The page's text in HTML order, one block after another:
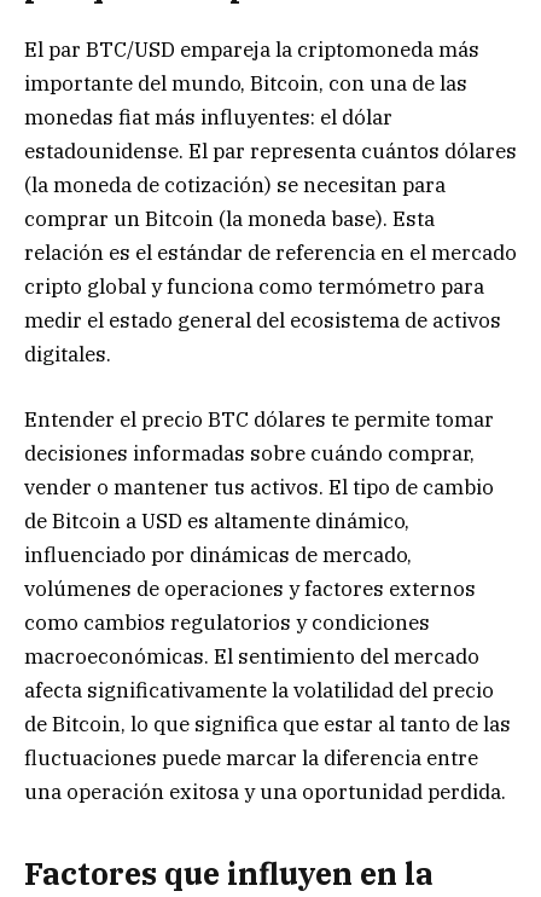
El par BTC/USD empareja la criptomoneda más
importante del mundo, Bitcoin, con una de las
monedas fiat más influyentes: el dólar
estadounidense. El par representa cuántos dólares
(la moneda de cotización) se necesitan para
comprar un Bitcoin (la moneda base). Esta
relación es el estándar de referencia en el mercado
cripto global y funciona como termómetro para
medir el estado general del ecosistema de activos
digitales.
Entender el precio BTC dólares te permite tomar
decisiones informadas sobre cuándo comprar,
vender o mantener tus activos. El tipo de cambio
de Bitcoin a USD es altamente dinámico,
influenciado por dinámicas de mercado,
volúmenes de operaciones y factores externos
como cambios regulatorios y condiciones
macroeconómicas. El sentimiento del mercado
afecta significativamente la volatilidad del precio
de Bitcoin, lo que significa que estar al tanto de las
fluctuaciones puede marcar la diferencia entre
una operación exitosa y una oportunidad perdida.
Factores que influyen en la